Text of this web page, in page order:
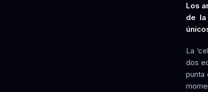
Los
de la
La
dos
punta